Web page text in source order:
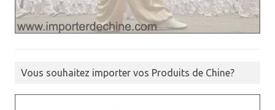
Vous souhaitez importer vos Produits de Chine?